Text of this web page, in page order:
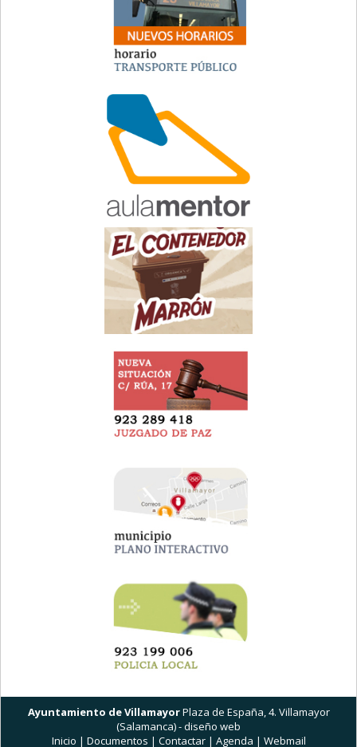
Ayuntamiento de VillamayorPlaza de España, 4. Villamayor
(Salamanca) -diseño web
Inicio | Documentos | Contactar| Agenda | Webmail